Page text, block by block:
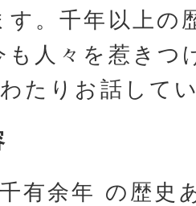
す。千年以上の
も人々を惹きつ
たりお話して
有余年 の歴史